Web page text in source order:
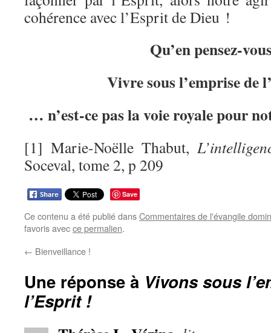
cohérence avec l’Esprit de Dieu !
Qu’en pensez-
Vivre sous l’emprise
… n’est-ce pas la voie royale pour
[1] Marie-Noëlle Thabut,
Soceval, tome 2, p 209
Save
Ce contenu a été publié dansCommentaires de l'évangile
favoris avecce permalien.
← Bienveillance !
Une réponse à Vivons sous
l’Esprit !